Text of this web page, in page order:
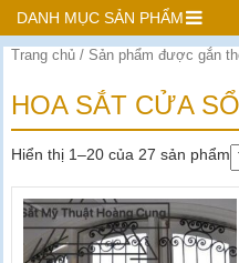
DANH MỤC SẢN PHẨM
Trang chủ / Sản phẩm được gắn
HOA SẮT CỬA SỔ
Hiển thị 1–20 của 27 sản phẩm